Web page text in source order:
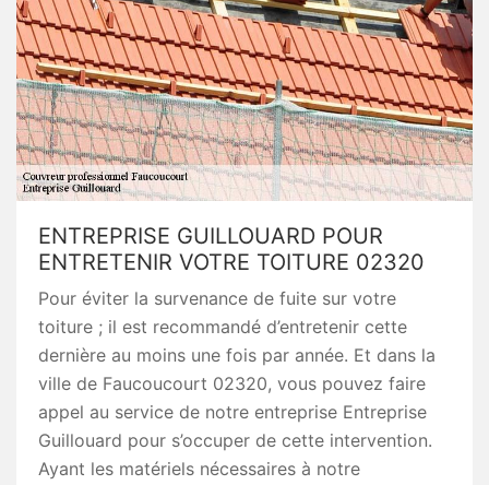
ENTREPRISE GUILLOUARD POUR
ENTRETENIR VOTRE TOITURE 02320
Pour éviter la survenance de fuite sur votre
toiture ; il est recommandé d’entretenir cette
dernière au moins une fois par année. Et dans la
ville de Faucoucourt 02320, vous pouvez faire
appel au service de notre entreprise Entreprise
Guillouard pour s’occuper de cette intervention.
Ayant les matériels nécessaires à notre